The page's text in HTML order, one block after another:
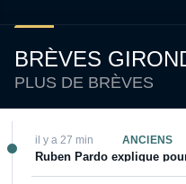
BRÈVES
PLUS DE BRÈVES
il y a 27 min ANCIENS
Ruben Pardo explique